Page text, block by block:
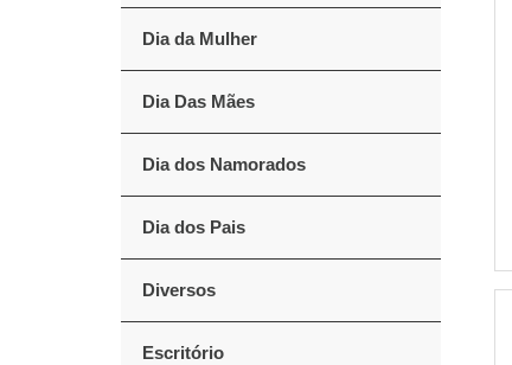
Dia da Mulher
Dia Das Mães
Dia dos Namorados
Dia dos Pais
Diversos
Escritório